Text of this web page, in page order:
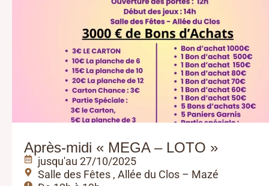
Après-midi « MEGA – LOTO »
jusqu'au 27/10/2025
Salle des Fêtes , Allée du Clos – Mazé